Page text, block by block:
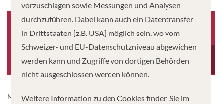
Baujahr
2009
Besatzung
45
Nach ihrem Stapellauf verdiente sich die AmaLyra schnell eine
vorzuschlagen sowie Messungen und Analysen
durchzuführen. Dabei kann auch ein Datentransfer
in Drittstaaten [z.B. USA] möglich sein, wo vom
Schweizer- und EU-Datenschutzniveau abgewichen
werden kann und Zugriffe von dortigen Behörden
nicht ausgeschlossen werden können.
Weitere Information zu den Cookies finden Sie im